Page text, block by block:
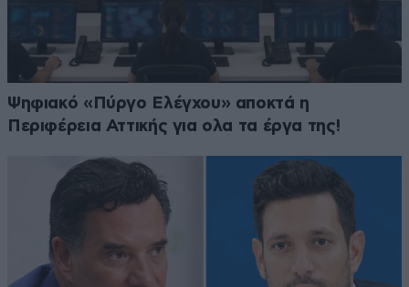
Ψηφιακό «Πύργο Ελέγχου» αποκτά η
Περιφέρεια Αττικής για ολα τα έργα της!